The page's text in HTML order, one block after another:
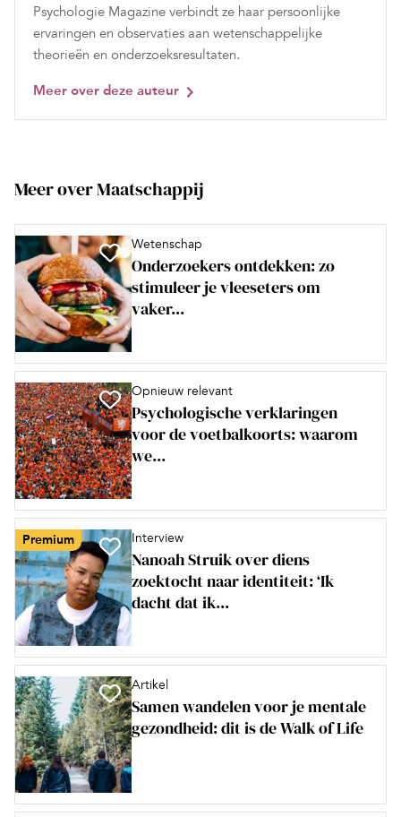
Psychologie Magazine verbindt ze haar persoonlijke
ervaringen en observaties aan wetenschappelijke
theorieën en onderzoeksresultaten.
Meer over deze auteur
Meer over Maatschappij
Wetenschap
Onderzoekers ontdekken: zo
stimuleer je vleeseters om
vaker...
Opnieuw relevant
Psychologische verklaringen
voor de voetbalkoorts: waarom
we...
Premium Interview
Nanoah Struik over diens
zoektocht naar identiteit: ‘Ik
dacht dat ik...
Artikel
Samen wandelen voor je mentale
gezondheid: dit is de Walk of Life